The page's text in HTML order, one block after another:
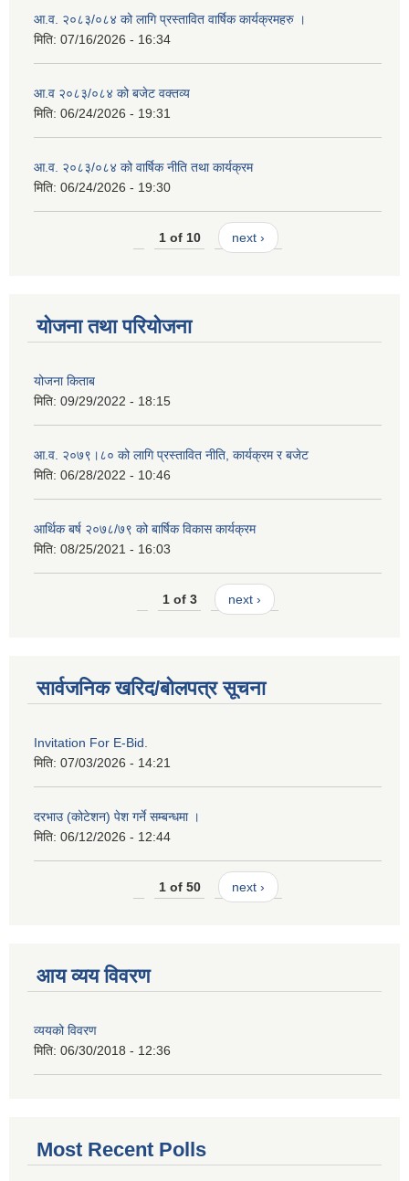
आ.व. २०८३/०८४ को लागि प्रस्तावित वार्षिक कार्यक्रमहरु ।
मिति: 07/16/2026 - 16:34
आ.व २०८३/०८४ को बजेट वक्तव्य
मिति: 06/24/2026 - 19:31
आ.व. २०८३/०८४ को वार्षिक नीति तथा कार्यक्रम
मिति: 06/24/2026 - 19:30
1 of 10 next ›
योजना तथा परियोजना
योजना किताब
मिति: 09/29/2022 - 18:15
आ.व. २०७९।८० को लागि प्रस्तावित नीति, कार्यक्रम र बजेट
मिति: 06/28/2022 - 10:46
आर्थिक बर्ष २०७८/७९ को बार्षिक विकास कार्यक्रम
मिति: 08/25/2021 - 16:03
1 of 3 next ›
सार्वजनिक खरिद/बोलपत्र सूचना
Invitation For E-Bid.
मिति: 07/03/2026 - 14:21
दरभाउ (कोटेशन) पेश गर्ने सम्बन्धमा ।
मिति: 06/12/2026 - 12:44
1 of 50 next ›
आय व्यय विवरण
व्ययको विवरण
मिति: 06/30/2018 - 12:36
Most Recent Polls